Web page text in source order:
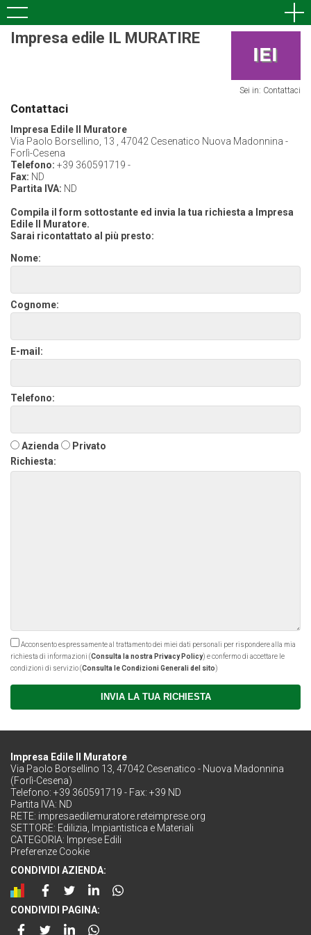
Impresa edile IL MURATIRE
Sei in: Contattaci
Contattaci
Impresa Edile Il Muratore
Via Paolo Borsellino, 13 , 47042 Cesenatico Nuova Madonnina -
Forlì-Cesena
Telefono: +39 360591719 -
Fax: ND
Partita IVA: ND
Compila il form sottostante ed invia la tua richiesta a Impresa
Edile Il Muratore.
Sarai ricontattato al più presto:
Nome:
Cognome:
E-mail:
Telefono:
Azienda
Privato
Richiesta:
Acconsento espressamente al trattamento dei miei dati personali per rispondere alla mia
richiesta di informazioni (Consulta la nostra Privacy Policy) e confermo di accettare le
condizioni di servizio (Consulta le Condizioni Generali del sito)
INVIA LA TUA RICHIESTA
Impresa Edile Il Muratore
Via Paolo Borsellino 13, 47042 Cesenatico - Nuova Madonnina
(Forlì-Cesena)
Telefono: +39 360591719 - Fax: +39 ND
Partita IVA: ND
RETE: impresaedilemuratore.reteimprese.org
SETTORE: Edilizia, Impiantistica e Materiali
CATEGORIA: Imprese Edili
Preferenze Cookie
CONDIVIDI AZIENDA:
CONDIVIDI PAGINA: